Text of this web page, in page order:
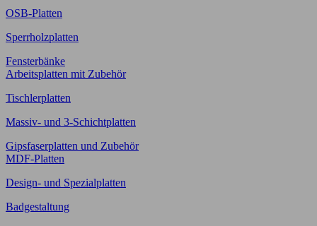
OSB-Platten
Sperrholzplatten
Fensterbänke
Arbeitsplatten mit Zubehör
Tischlerplatten
Massiv- und 3-Schichtplatten
Gipsfaserplatten und Zubehör
MDF-Platten
Design- und Spezialplatten
Badgestaltung